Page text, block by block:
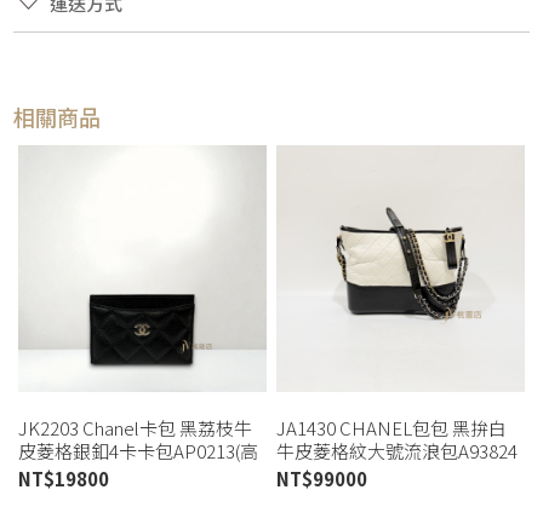
相關商品
JK2203 Chanel卡包 黑荔枝牛
皮菱格銀釦4卡卡包AP0213(高
雄店)
NT$19800
JA1430 CHANEL包包 黑拚白
牛皮菱格紋大號流浪包A93824
(桃園店)
NT$99000